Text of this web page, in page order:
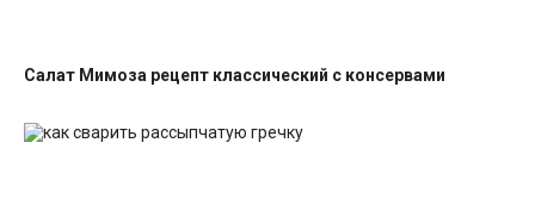
Салат Мимоза рецепт классический с консервами